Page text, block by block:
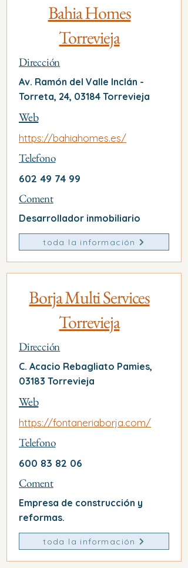
Bahia Homes
Torrevieja
Dirección
Av. Ramón del Valle Inclán -
Torreta, 24, 03184 Torrevieja
Web
https://bahiahomes.es/
Telefono
602 49 74 99
Coment
Desarrollador inmobiliario
toda la información
Borja Multi Services
Torrevieja
Dirección
C. Acacio Rebagliato Pamies,
03183 Torrevieja
Web
https://fontaneriaborja.com/
Telefono
600 83 82 06
Coment
Empresa de construcción y
reformas.
toda la información